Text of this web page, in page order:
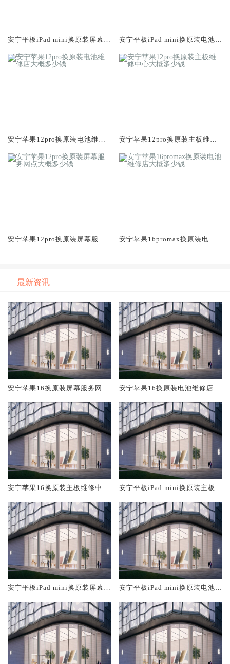
安宁平板iPad mini换原装屏幕服
安宁平板iPad mini换原装电池维
安宁苹果12pro换原装电池维修
安宁苹果12pro换原装主板维修
安宁苹果12pro换原装屏幕服务
安宁苹果16promax换原装电池
最新资讯
安宁苹果16换原装屏幕服务网点
安宁苹果16换原装电池维修店大
安宁苹果16换原装主板维修中心
安宁平板iPad mini换原装主板维
安宁平板iPad mini换原装屏幕服
安宁平板iPad mini换原装电池维